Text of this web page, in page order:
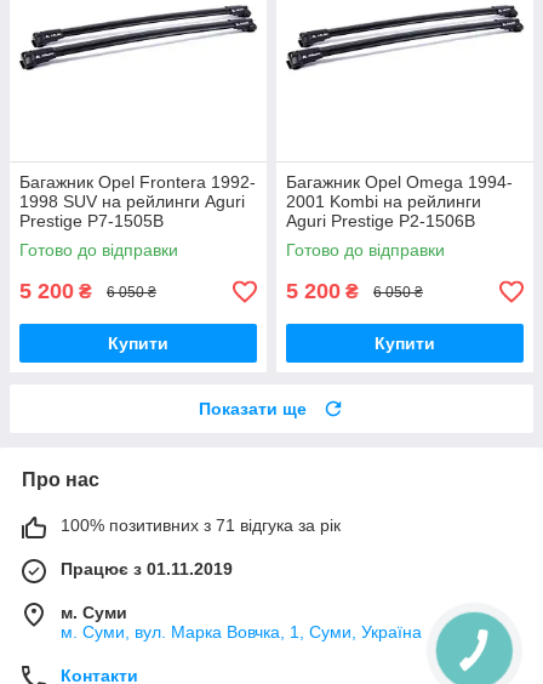
Багажник Opel Frontera 1992-
1998 SUV на рейлинги Aguri
Prestige P7-1505B
Готово до відправки
5 200 ₴ 6 050 ₴
Купити
Багажник Opel Omega 1994-
2001 Kombi на рейлинги
Aguri Prestige P2-1506B
Готово до відправки
5 200 ₴ 6 050 ₴
Купити
Показати ще
Про нас
100% позитивних з 71 відгука за рік
Працює з 01.11.2019
м. Суми
м. Суми, вул. Марка Вовчка, 1, Суми, Україна
Контакти